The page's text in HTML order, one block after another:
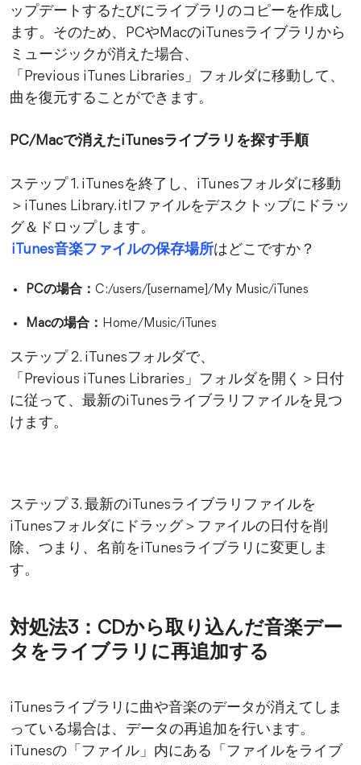
ップデートするたびにライブラリのコピーを作成し
ます。そのため、PCやMacのiTunesライブラリから
ミュージックが消えた場合、
「Previous iTunes Libraries」フォルダに移動して、
曲を復元することができます。
PC/Macで消えたiTunesライブラリを探す手順
ステップ 1. iTunesを終了し、iTunesフォルダに移動
＞iTunes Library.itlファイルをデスクトップにドラッ
グ＆ドロップします。
iTunes音楽ファイルの保存場所はどこですか？
PCの場合： C:/users/[username]/My Music/iTunes
Macの場合： Home/Music/iTunes
ステップ 2. iTunesフォルダで、
「Previous iTunes Libraries」フォルダを開く＞日付
に従って、最新のiTunesライブラリファイルを見つ
けます。
ステップ 3. 最新のiTunesライブラリファイルを
iTunesフォルダにドラッグ＞ファイルの日付を削
除、つまり、名前をiTunesライブラリに変更しま
す。
対処法3：CDから取り込んだ音楽デー
タをライブラリに再追加する
iTunesライブラリに曲や音楽のデータが消えてしま
っている場合は、データの再追加を行います。
iTunesの「ファイル」内にある「ファイルをライブ